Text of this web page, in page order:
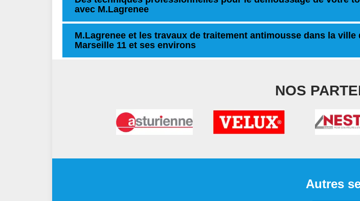
avec M.Lagrenee
M.Lagrenee et les travaux de traitement antimousse dans la ville
Marseille 11 et ses environs
NOS
Autres